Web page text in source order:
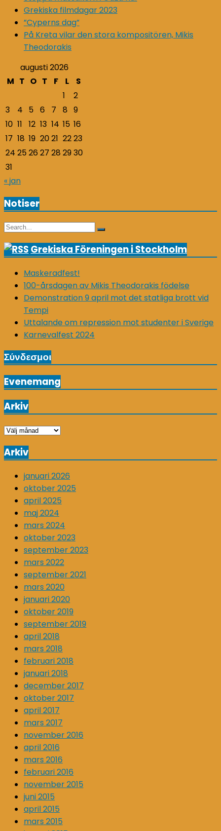
Grekiska filmdagar 2023
”Cyperns dag”
På Kreta vilar den stora kompositören, Mikis
Theodorakis
augusti 2026
M T O T F L
S
1
2
3
4 5 6 7 8 9
10 11 12 13 14 15 16
17 18 19 2021 2223
24 2526 27 28 2930
31
« jan
Notiser
Search
Search
Grekiska Föreningen i Stockholm
Maskeradfest!
100-årsdagen av Mikis Theodorakis födelse
Demonstration 9 april mot det statliga brott vid
Tempi
Uttalande om repression mot studenter i Sverige
Karnevalfest 2024
Σύνδεσμοι
Evenemang
Arkiv
Arkiv
Arkiv
januari 2026
oktober 2025
april 2025
maj 2024
mars 2024
oktober 2023
september 2023
mars 2022
september 2021
mars 2020
januari 2020
oktober 2019
september 2019
april 2018
mars 2018
februari 2018
januari 2018
december 2017
oktober 2017
april 2017
mars 2017
november 2016
april 2016
mars 2016
februari 2016
november 2015
juni 2015
april 2015
mars 2015